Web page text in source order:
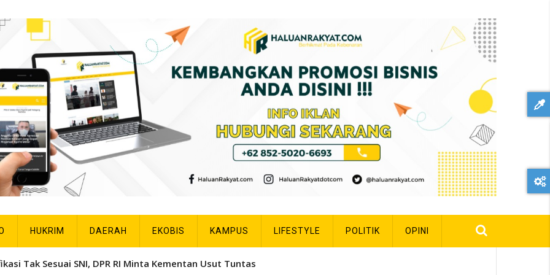
HUKRIM DAERAH EKOBIS KAMPUS LIFESTYLE POLITIK OPINI
Tak Sesuai SNI, DPR RI Minta Kementan Usut Tuntas